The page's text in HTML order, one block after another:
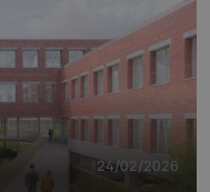
24/02/2026